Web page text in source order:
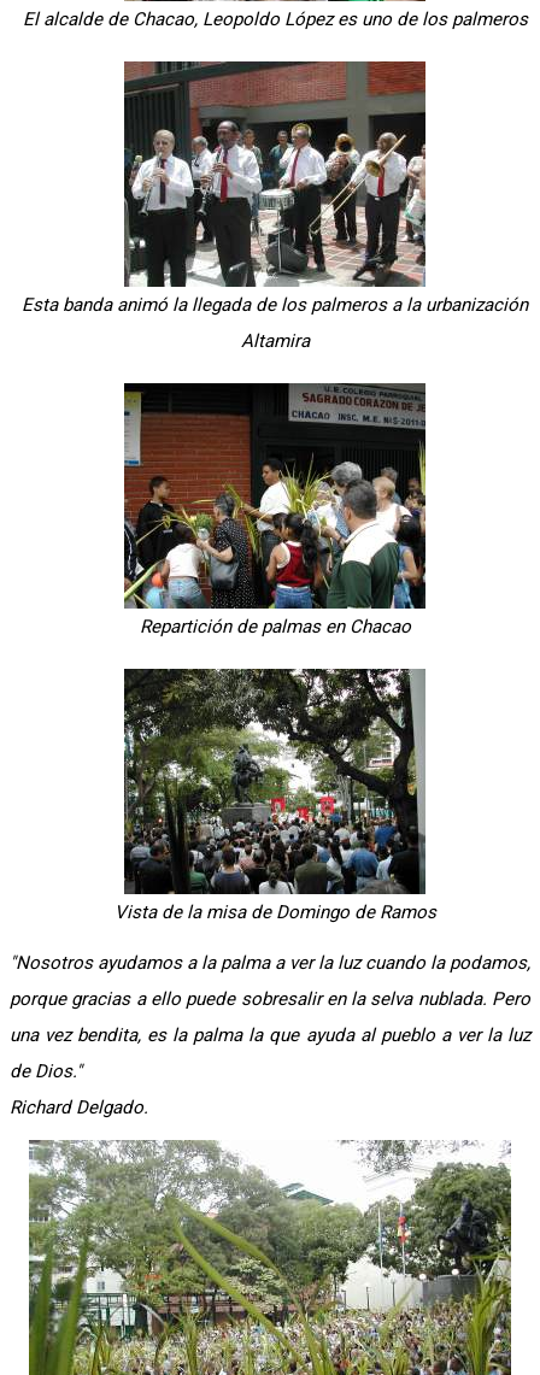
El alcalde de Chacao, Leopoldo López es uno de los palmeros
Esta banda animó la llegada de los palmeros a la urbanización
Altamira
Repartición de palmas en Chacao
Vista de la misa de Domingo de Ramos
"Nosotros ayudamos a la palma a ver la luz cuando la podamos,
porque gracias a ello puede sobresalir en la selva nublada. Pero
una vez bendita, es la palma la que ayuda al pueblo a ver la luz
de Dios."
Richard Delgado.